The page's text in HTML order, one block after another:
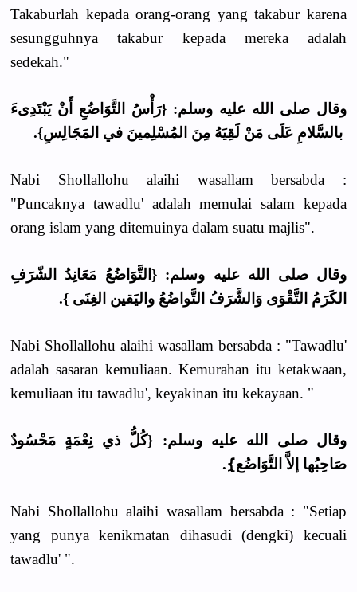
Takaburlah kepada orang-orang yang takabur karena
sesungguhnya takabur kepada mereka adalah
sedekah."
وقال صلى الله عليه وسلم: {رَأْسُ التَّوَاضُعِ أَنْ يَبْتَدِىءَ
بالسَّلامِ عَلَى مَنْ لَقِيَهُ مِنَ المُسْلِمينَ في المَجَالِسِ}.
Nabi Shollallohu alaihi wasallam bersabda :
"Puncaknya tawadlu' adalah memulai salam kepada
orang islam yang ditemuinya dalam suatu majlis".
وقال صلى الله عليه وسلم: {التَّوَاضُعُ مَعَانِدُ الشّرَفِ
الكَرَمُ التَّقْوَى وَالشَّرَفُ التَّواضُعُ واليَقين الغِنَى }.
Nabi Shollallohu alaihi wasallam bersabda : "Tawadlu'
adalah sasaran kemuliaan. Kemurahan itu ketakwaan,
kemuliaan itu tawadlu', keyakinan itu kekayaan. "
وقال صلى الله عليه وسلم: {كُلُّ ذي نِعْمَةٍ مَحْسُودٌ
صَاحِبُها إلاَّ التَّوَاضُع}ِ.
Nabi Shollallohu alaihi wasallam bersabda : "Setiap
yang punya kenikmatan dihasudi (dengki) kecuali
tawadlu' ".